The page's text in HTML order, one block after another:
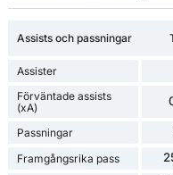
Assists och passningar
Assister
Förväntade assists
(xA)
Passningar
Framgångsrika pass